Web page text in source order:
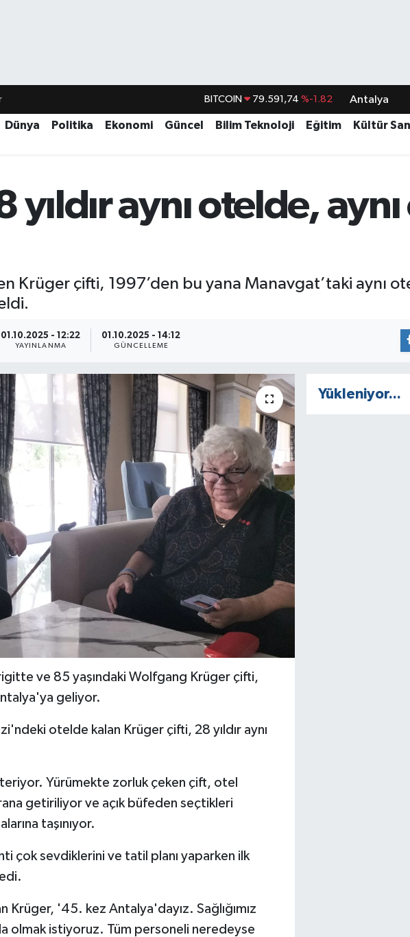
BITCOIN 79.591,74 %-1.82
DOLAR 45,43620 %0.02
BİST100 14.598,00 %0
Antalya
Dünya Politika Ekonomi Güncel Bilim Teknoloji Eğitim Kültür
aynı otelde,
Krüger çifti, 1997’den bu yana Manavgat’taki aynı
01.10.2025 - 12:22
YAYINLANMA
01.10.2025 - 14:12
GÜNCELLEME
ve 85 yaşındaki Wolfgang Krüger çifti,
geliyor.
otelde kalan Krüger çifti, 28 yıldır aynı
Yürümekte zorluk çeken çift, otel
getiriliyor ve açık büfeden seçtikleri
taşınıyor.
çok sevdiklerini ve tatil planı yaparken ilk
Krüger, '45. kez Antalya'dayız. Sağlığımız
olmak istiyoruz. Tüm personeli neredeyse
Yükleniyor...